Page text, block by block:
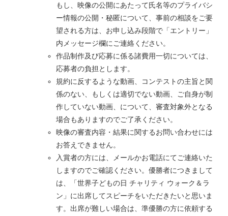
もし、映像の公開にあたって氏名等のプライバシ
ー情報の公開・秘匿について、事前の相談をご要
望される方は、お申し込み段階で「エントリー」
内メッセージ欄にご連絡ください。
作品制作及び応募に係る諸費用一切については、
応募者の負担とします。
規約に反するような動画、コンテストの主旨と関
係のない、もしくは適切でない動画、ご自身が制
作していない動画、について、審査対象外となる
場合もありますのでご了承ください。
映像の審査内容・結果に関するお問い合わせには
お答えできません。
入賞者の方には、メールかお電話にてご連絡いた
しますのでご確認ください。優勝者につきまして
は、「世界子どもの日 チャリティ ウォーク＆ラ
ン」に出席してスピーチをいただきたいと思いま
す。出席が難しい場合は、準優勝の方に依頼する